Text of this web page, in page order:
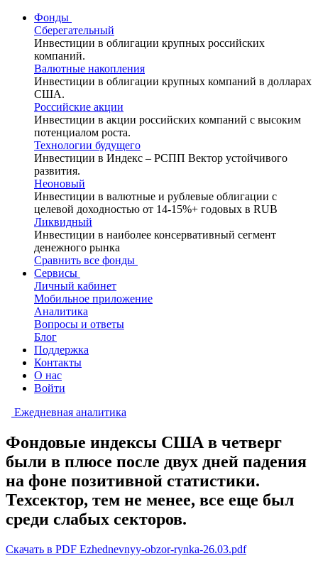
Фонды
Сберегательный
Инвестиции в облигации крупных российских
компаний.
Валютные накопления
Инвестиции в облигации крупных компаний в долларах
США.
Российские акции
Инвестиции в акции российских компаний с высоким
потенциалом роста.
Технологии будущего
Инвестиции в Индекс – РСПП Вектор устойчивого
развития.
Неоновый
Инвестиции в валютные и рублевые облигации с
целевой доходностью от 14-15%+ годовых в RUB
Ликвидный
Инвестиции в наиболее консервативный сегмент
денежного рынка
Сравнить все фонды
Сервисы
Личный кабинет
Мобильное приложение
Аналитика
Вопросы и ответы
Блог
Поддержка
Контакты
О нас
Войти
Ежедневная аналитика
Фондовые индексы США в четверг
были в плюсе после двух дней падения
на фоне позитивной статистики.
Техсектор, тем не менее, все еще был
среди слабых секторов.
Скачать в PDF Ezhednevnyy-obzor-rynka-26.03.pdf